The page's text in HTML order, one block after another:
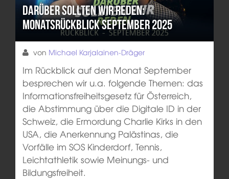
Darüber sollten wir reden:
Monatsrückblick September 2025
von Michael Karjalainen-Dräger
Im Rückblick auf den Monat September
besprechen wir u.a. folgende Themen: das
Informationsfreiheitsgesetz für Österreich,
die Abstimmung über die Digitale ID in der
Schweiz, die Ermordung Charlie Kirks in den
USA, die Anerkennung Palästinas, die
Vorfälle im SOS Kinderdorf, Tennis,
Leichtathletik sowie Meinungs- und
Bildungsfreiheit.